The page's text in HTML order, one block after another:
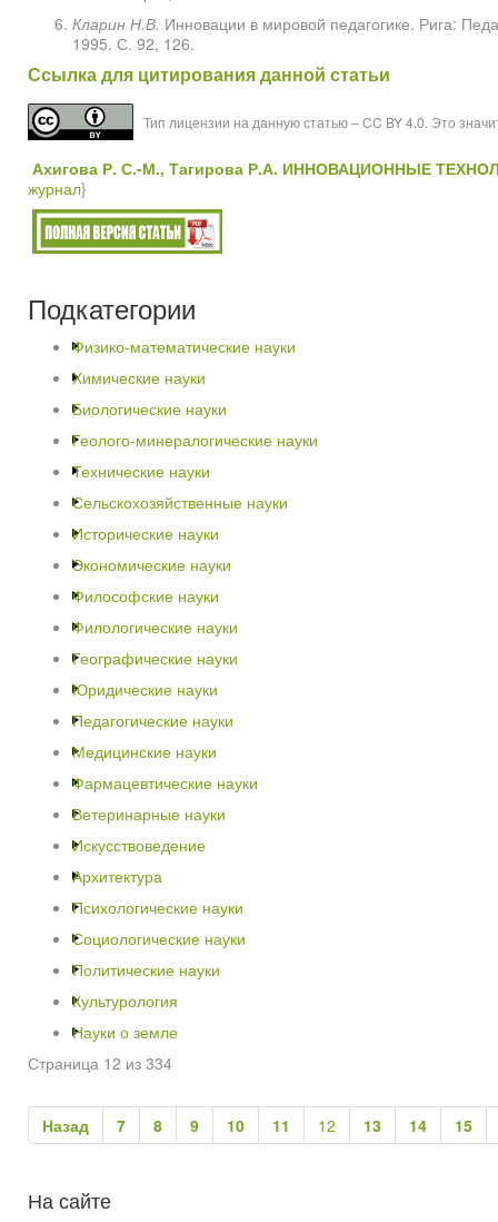
Кларин Н.В. Инновации в мировой педагогике. Рига:
1995. С. 92, 126.
Ссылка для цитирования данной статьи
Тип лицензии на данную статью – CC BY 4.0. Это
Ахигова Р. С.-М., Тагирова Р.А. ИННОВАЦИОННЫЕ
журнал}
Подкатегории
Физико-математические науки
Химические науки
Биологические науки
Геолого-минералогические науки
Технические науки
Сельскохозяйственные науки
Исторические науки
Экономические науки
Философские науки
Филологические науки
Географические науки
Юридические науки
Педагогические науки
Медицинские науки
Фармацевтические науки
Ветеринарные науки
Искусствоведение
Архитектура
Психологические науки
Социологические науки
Политические науки
Культурология
Науки о земле
Страница 12 из 334
Назад 7 8 9 10 11 12 13 14 15
На сайте